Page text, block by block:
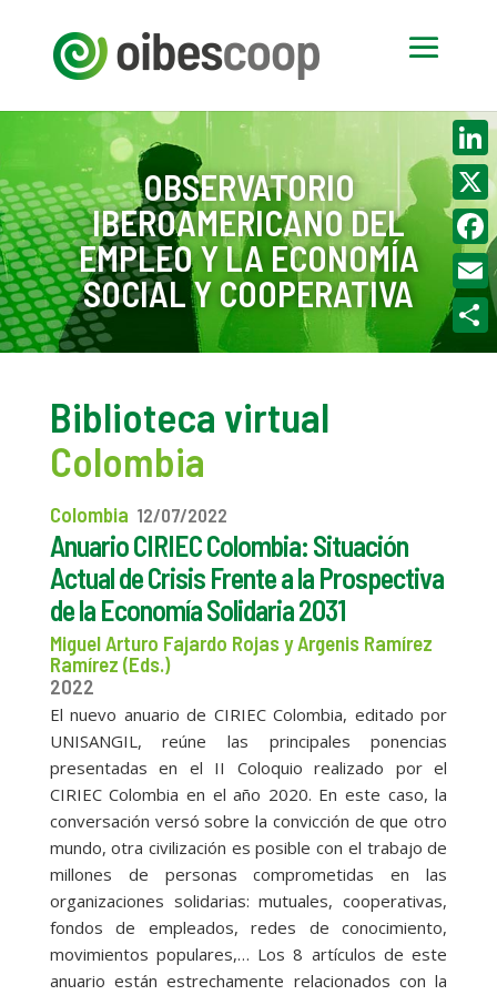
OBSERVATORIO
IBEROAMERICANO DEL
EMPLEO Y LA ECONOMÍA
SOCIAL Y COOPERATIVA
Biblioteca virtual
Colombia
Colombia 12/07/2022
Anuario CIRIEC Colombia: Situación
Actual de Crisis Frente a la Prospectiva
de la Economía Solidaria 2031
Miguel Arturo Fajardo Rojas y Argenis Ramírez
Ramírez (Eds.)
2022
El nuevo anuario de CIRIEC Colombia, editado por
UNISANGIL, reúne las principales ponencias
presentadas en el II Coloquio realizado por el
CIRIEC Colombia en el año 2020. En este caso, la
conversación versó sobre la convicción de que otro
mundo, otra civilización es posible con el trabajo de
millones de personas comprometidas en las
organizaciones solidarias: mutuales, cooperativas,
fondos de empleados, redes de conocimiento,
movimientos populares,… Los 8 artículos de este
anuario están estrechamente relacionados con la
X
Email